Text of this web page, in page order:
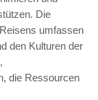
Die
umfassen
den Kulturen der
die Ressourcen